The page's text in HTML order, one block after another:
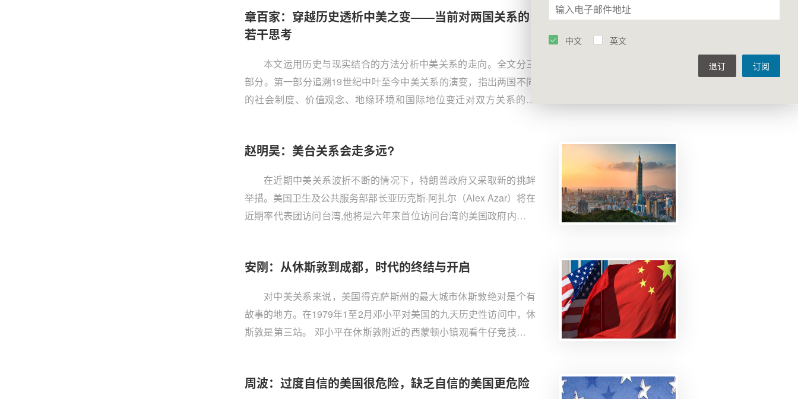
所实行的对华接触战略已告终结。“与中国接触50年后……我们必须承
认一个无情的事实，并应以此作为我们未来几年和几十年的指导：与
们决不能重回这个模式。”
章百家：穿越历史透析中美之变——当前对两国关系的
若干思考
本文运用历史与现实结合的方法分析中美关系的走向。全文分三
部分。第一部分追溯19世纪中叶至今中美关系的演变，指出两国不同
的社会制度、价值观念、地缘环境和国际地位变迁对双方关系的影
重分析当前的中美矛盾，通过历史比较说明两国仍有避免零和博弈的
赵明昊：美台关系会走多远?
在近期中美关系波折不断的情况下，特朗普政府又采取新的挑衅
举措。美国卫生及公共服务部部长亚历克斯·阿扎尔（Alex Azar）将在
近期率代表团访问台湾,他将是六年来首位访问台湾的美国政府内阁成
安刚：从休斯敦到成都，时代的终结与开启
对中美关系来说，美国得克萨斯州的最大城市休斯敦绝对是个有
故事的地方。在1979年1至2月邓小平对美国的九天历史性访问中，休
斯敦是第三站。 邓小平在休斯敦附近的西蒙顿小镇观看牛仔竞技表演
建交后，主要是出于地域均衡分布的考虑，休斯敦成为中华人民共和
周波：过度自信的美国很危险，缺乏自信的美国更危险
中文 英文
订阅
退订